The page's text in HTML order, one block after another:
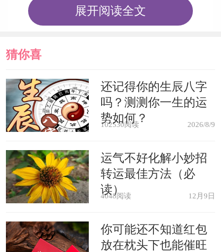
关系不好。
成绩操心。
工作职员梦见脚肿，暗示同事关系
不好，影响到你的事业。
梦见手肿了，表示亲友会从陌生人
那里得到好处。
展开阅读全文
猜你喜
欢
还记得你的生辰八字
吗？测测你一生的运
势如何？
102530阅读 2026/8/9
运气不好化解小妙招
转运最佳方法（必
读）
4048阅读 12月9日
你可能还不知道红包
放在枕头下也能催旺